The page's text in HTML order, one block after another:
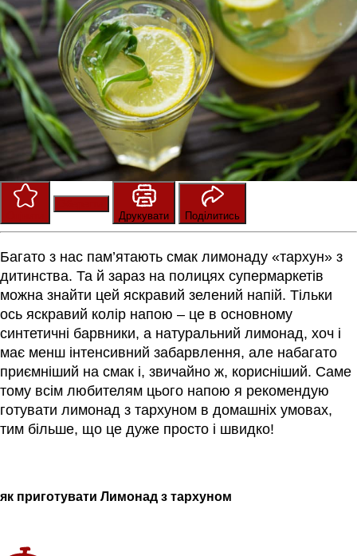
Друкувати
Поділитись
Багато з нас пам’ятають смак лимонаду «тархун» з
дитинства. Та й зараз на полицях супермаркетів
можна знайти цей яскравий зелений напій. Тільки
ось яскравий колір напою – це в основному
синтетичні барвники, а натуральний лимонад, хоч і
має менш інтенсивний забарвлення, але набагато
приємніший на смак і, звичайно ж, корисніший. Саме
тому всім любителям цього напою я рекомендую
готувати лимонад з тархуном в домашніх умовах,
тим більше, що це дуже просто і швидко!
як приготувати Лимонад з тархуном